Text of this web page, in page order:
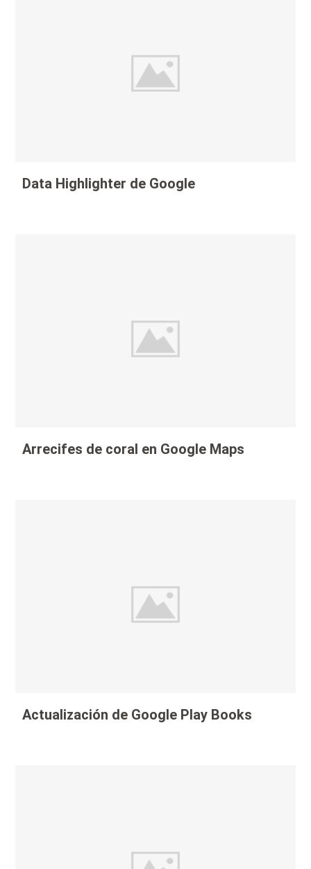
Data Highlighter de Google
Arrecifes de coral en Google Maps
Actualización de Google Play Books